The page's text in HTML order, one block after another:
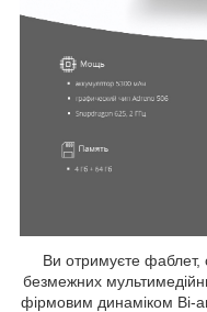
Ви отримуєте фаблет,
безмежних
фірмовим динаміком Bi-